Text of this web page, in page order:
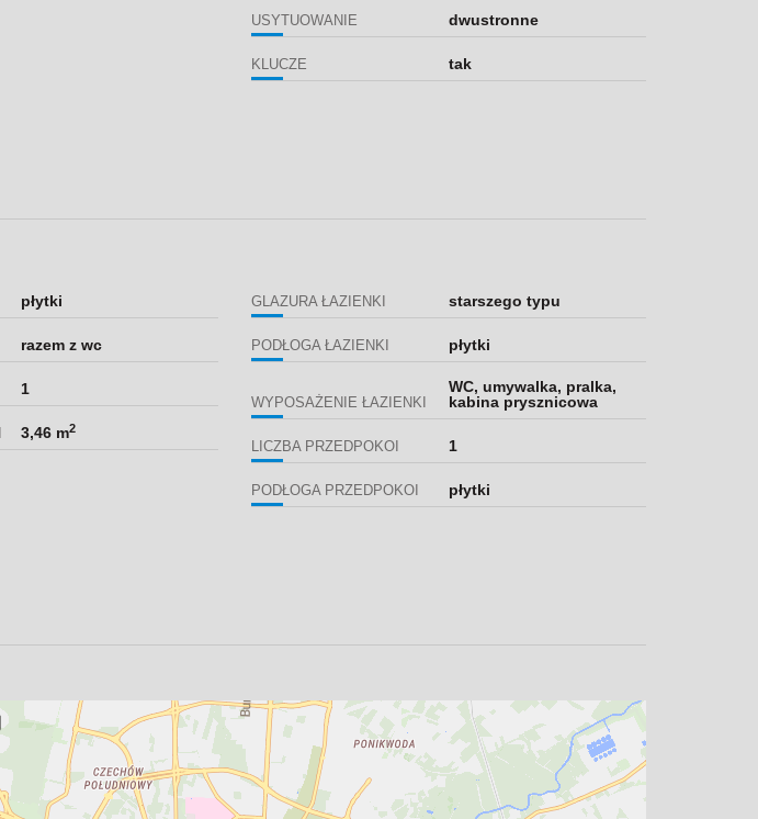
USYTUOWANIE dwustronne
KLUCZE tak
płytki
razem z wc
1
3,46 m2
GLAZURA ŁAZIENKI starszego typu
PODŁOGA ŁAZIENKI płytki
WYPOSAŻENIE ŁAZIENKI
WC, umywalka, pralka,
kabina prysznicowa
LICZBA PRZEDPOKOI 1
PODŁOGA PRZEDPOKOI płytki